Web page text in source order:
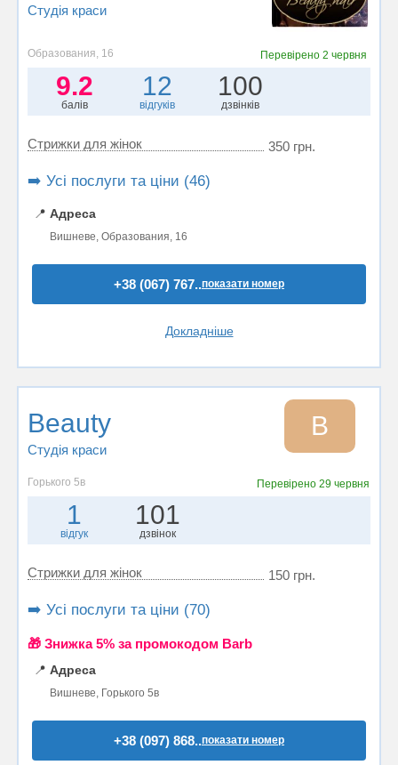
Студія краси
Образования, 16 Перевірено 2 червня
9.2
балів
12
відгуків
100
дзвінків
Стрижки для жінок 350 грн.
➡️ Усі послуги та ціни (46)
📍 Адреса
Вишневе, Образования, 16
+38 (067) 767..показати номер
Докладніше
Beauty
Студія краси
B
Горького 5в Перевірено29 червня
1
відгук
101
дзвінок
Стрижки для жінок 150 грн.
➡️ Усі послуги та ціни (70)
🎁 Знижка 5% за промокодом Barb
📍 Адреса
Вишневе, Горького 5в
+38 (097) 868..показати номер